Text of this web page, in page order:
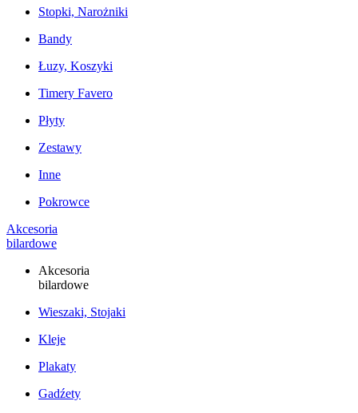
Stopki, Narożniki
Bandy
Łuzy, Koszyki
Timery Favero
Płyty
Zestawy
Inne
Pokrowce
Akcesoria
bilardowe
Akcesoria
bilardowe
Wieszaki, Stojaki
Kleje
Plakaty
Gadźety